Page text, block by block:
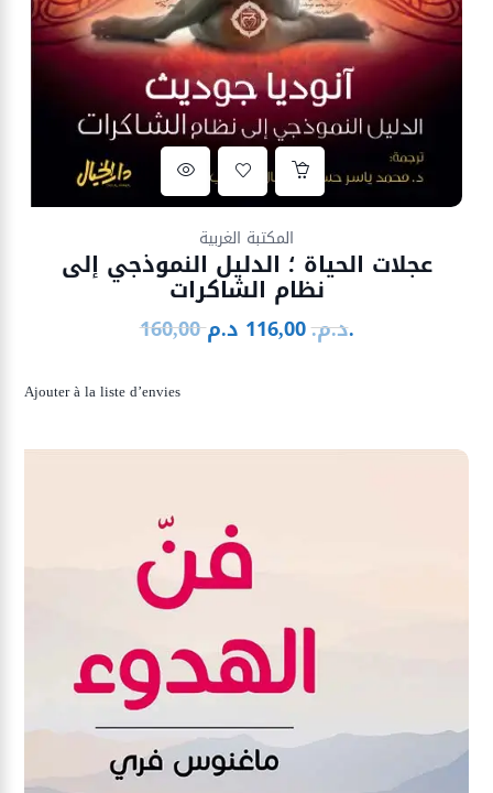
المكتبة الغربية
عجلات الحياة ؛ الدليل النموذجي إلى
نظام الشاكرات
160,00 د.م.
Le
116,00 د.م.Le
Ajouter à la liste d’envies